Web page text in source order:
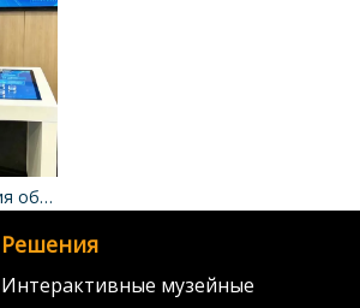
Таблица распознавания объектов
Решения
Интерактивные музейные